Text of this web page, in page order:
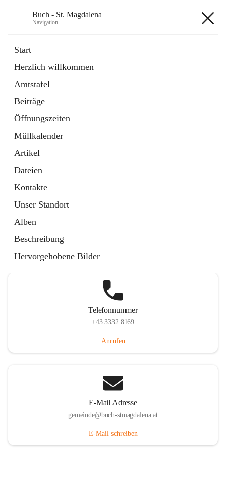
Buch - St. Magdalena
Navigation
Start
Herzlich willkommen
Amtstafel
Beiträge
Öffnungszeiten
Müllkalender
Artikel
Dateien
Kontakte
Unser Standort
Alben
Beschreibung
Hervorgehobene Bilder
11 Schnellzugriffe
Bürgerservice
10 Schnellzugriffe
Telefonnummer
+43 3332 8169
Anrufen
E-Mail Adresse
gemeinde@buch-stmagdalena.at
E-Mail schreiben